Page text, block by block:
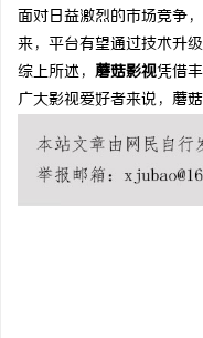
面对日益激烈的市场竞争，
来，平台有望通过技术升
综上所述， 蘑菇影视凭借
广大影视爱好者来说，蘑
面解析2828电影网：影视
其使用指南